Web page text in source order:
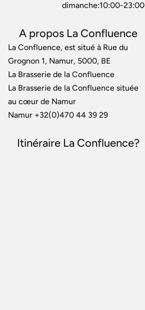
dimanche:10:00-23:00
A propos La Confluence
La Confluence, est situé à Rue du
Grognon 1, Namur, 5000, BE
La Brasserie de la Confluence
La Brasserie de la Confluence située
au cœur de Namur
Namur +32(0)470 44 39 29
Itinéraire La Confluence?